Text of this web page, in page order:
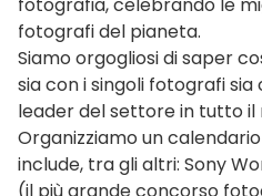
fotografi del pianeta.
Siamo orgogliosi di saper
sia con i singoli fotografi
leader del settore in tutto il
Organizziamo un
include, tra gli altri: Sony